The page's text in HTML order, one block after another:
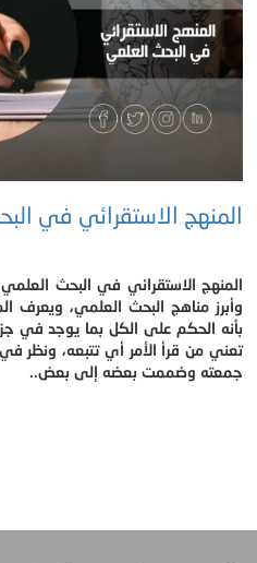
المنهج الاستقرائي في
المنهج الاستقرائي في البحث
وأبرز مناهج البحث العلمي، ويعرف
بأنه الحكم على الكل بما يوجد في
تعني من قرأ الأمر أي تتبعه، ونظر
جمعته وضممت بعضه إلى بعض..